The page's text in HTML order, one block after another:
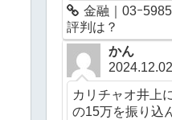
金融｜03ｰ
評判は？
かん
2024.12.02
カリチャオ井上
の15万を振り込